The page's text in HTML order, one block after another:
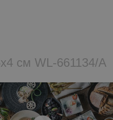
см WL‑661134/A